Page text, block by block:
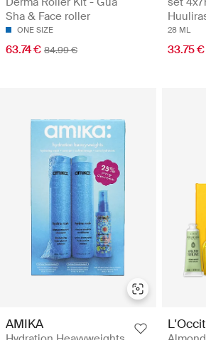
Sha & Face roller
ONE SIZE
63.74 € 84.99 €
28 ML
33.75 €
AMIKA